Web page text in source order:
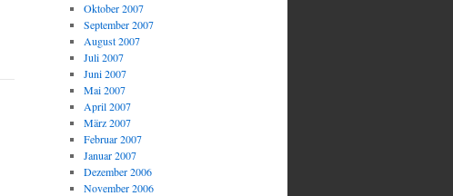
Oktober 2007
September 2007
August 2007
Juli 2007
Juni 2007
Mai 2007
April 2007
März 2007
Februar 2007
Januar 2007
Dezember 2006
November 2006